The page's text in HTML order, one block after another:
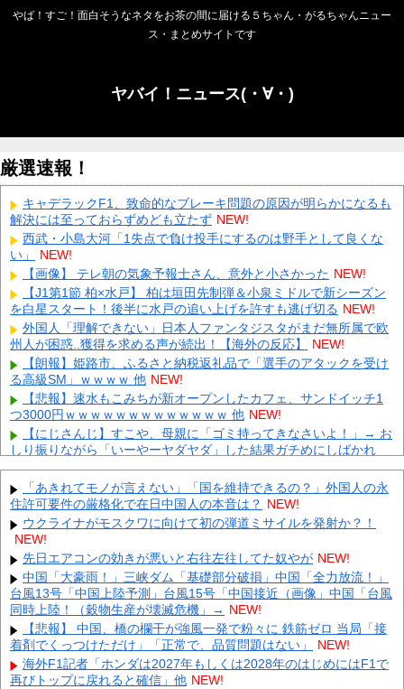
やば！すご！面白そうなネタをお茶の間に届ける５ちゃん・がるちゃんニュー
ス・まとめサイトです
ヤバイ！ニュース(・∀・)
厳選速報！
キャデラックF1、致命的なブレーキ問題の原因が明らかになるも
解決には至っておらずめども立たず NEW!
西武・小島大河「1失点で負け投手にするのは野手として良くな
い」
NEW!
【画像】 テレ朝の気象予報士さん、意外と小さかった NEW!
【J1第1節 柏×水戸】 柏は垣田先制弾＆小泉ミドルで新シーズン
を白星スタート！後半に水戸の追い上げを許すも逃げ切る NEW!
外国人「理解できない」日本人ファンタジスタがまだ無所属で欧
州人が困惑..獲得を求める声が続出！【海外の反応】
NEW!
【朗報】姫路市、ふるさと納税返礼品で「選手のアタックを受け
る高級SM」ｗｗｗｗ 他 NEW!
【悲報】速水もこみちが新オープンしたカフェ、サンドイッチ1
つ3000円ｗｗｗｗｗｗｗｗｗｗｗｗｗ 他 NEW!
【にじさんじ】すこや、母親に「ゴミ持ってきなさいよ！」→ お
しり振りながら「いーやーヤダヤダ」した結果ガチめにしばかれ
る... NEW!
【衝撃】カーミラかそれとも…！？悩む選択の結果がコチラ 他
NEW!
【試合後コメント】新庄監督｜楽天 19回戦｜コメントまとめ｜
8/9 他
【悲報】 大分県、ガチで逝く・・・・・・ NEW!
【悲報】 取引先専務「Aを20個注文する」 ぼく「いつも1～2個
しか使わないけど本当に20であってる？」 取専「あってる... NEW!
【画像】北朝鮮のビアガール、エッッッッッッッッッッッッッッ
ッッッ！ NEW!
【画像】 例の美人すぎるおにぎり屋さん、裏でおっさんが握って
いたｗｗｗｗｗｗｗｗｗｗｗｗｗｗｗｗｗ NEW!
元いいとも青年隊、中居正広の”素顔”を暴露
「あきれてモノが言えない」「国を維持できるの？」外国人の永
住許可要件の厳格化で在日中国人の本音は？ NEW!
ウクライナがモスクワに向けて初の弾道ミサイルを発射か？！
NEW!
先日エアコンの効きが悪いと右往左往してた奴やが NEW!
中国「大豪雨！」三峡ダム「基礎部分破損」中国「全力放流！」
台風13号「中国上陸予測」台風15号「中国接近（画像」中国「台風
同時上陸！（穀物生産が壊滅危機」→ NEW!
【悲報】 中国、橋の欄干が強風一発で粉々に 鉄筋ゼロ 当局「接
着剤でくっつけただけ」「正常で、品質問題はない」
NEW!
海外F1記者「ホンダは2027年もしくは2028年のはじめにはF1で
再びトップに戻れると確信」他 NEW!